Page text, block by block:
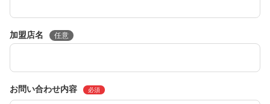
加盟店名 任意
お問い合わせ内容 必須